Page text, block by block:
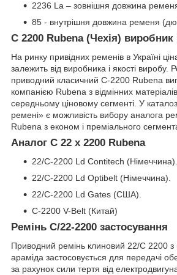
2236 La – зовнішня довжина
85 - внутрішня довжина ременя
C 2200 Rubena (Чехія) виробник
На ринку привідних ременів в Україні
залежить від виробника і якості виробу.
приводний класичний C-2200 Rubena
компанією Rubena з відмінних
середньому ціновому сегменті. У
ремені» є можливість вибору аналога
Rubena з економ і преміального
Аналог C 22 x 2200 Rubena
22/C-2200 Ld Contitech (Німеччина).
22/C-2200 Ld Optibelt (Німеччина).
22/C-2200 Ld Gates (США).
C-2200 V-Belt (Китай)
Ремінь C/22-2200 застосування
Приводний ремінь клиновий 22/C 2200
араміда застосовується для передачі
за рахунок сили тертя від